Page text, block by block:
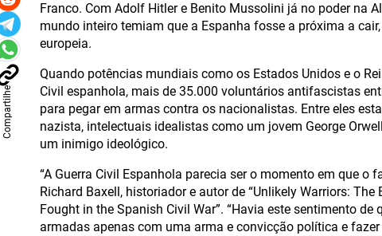
Compartilhe
Franco. Com Adolf Hitler e Benito Mussolini já no poder na
mundo inteiro temiam que a Espanha fosse a próxima a
europeia.
Quando potências mundiais como os Estados Unidos e o
Civil espanhola, mais de 35.000 voluntários antifascistas
para pegar em armas contra os nacionalistas. Entre eles
nazista, intelectuais idealistas como um jovem George
um inimigo ideológico.
“A Guerra Civil Espanhola parecia ser o momento em que
Richard Baxell, historiador e autor de “Unlikely Warriors:
Fought in the Spanish Civil War”. “Havia este sentimento
armadas apenas com uma arma e convicção política e